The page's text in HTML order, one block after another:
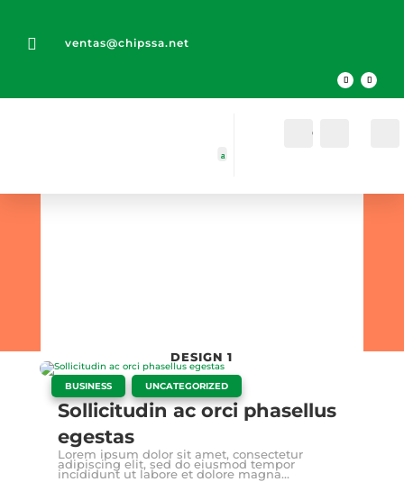
 ventas@chipssa.net
Cuenta
DESIGN 1
Sollicitudin ac orci phasellus
egestas
BUSINESS UNCATEGORIZED
Lorem ipsum dolor sit amet, consectetur
adipiscing elit, sed do eiusmod tempor
incididunt ut labore et dolore magna...